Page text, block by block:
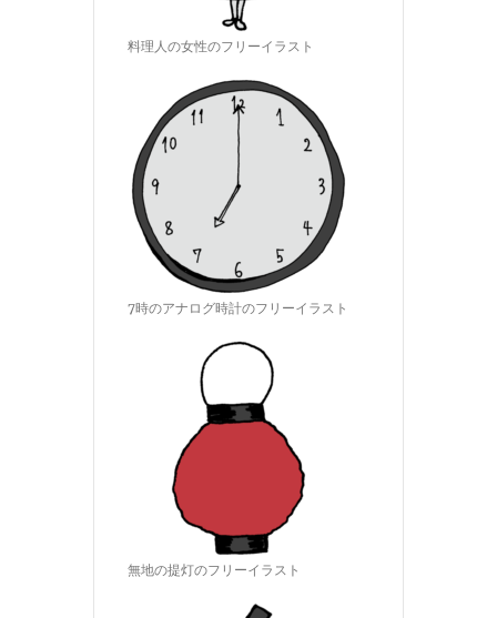
料理人の女性のフリーイラスト
7時のアナログ時計のフリーイラスト
無地の提灯のフリーイラスト